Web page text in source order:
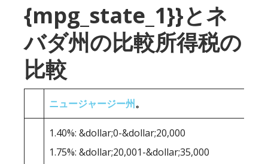
{mpg_state_1}}とネ
バダ州の比較所得税の
比較
ニュージャージー州。
1.40%: &dollar;0-&dollar;20,000
1.75%: &dollar;20,001-&dollar;35,000